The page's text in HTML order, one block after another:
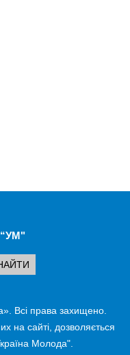
Всі права захищено.
на сайті, дозволяється
Молода".